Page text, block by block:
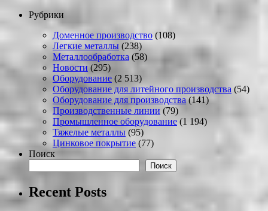
Рубрики
Доменное производство (108)
Легкие металлы (238)
Металлообработка (58)
Новости (295)
Оборудование (2 513)
Оборудование для литейного производства (54)
Оборудование для производства(141)
Производственные линии (79)
Промышленное оборудование (1 194)
Тяжелые металлы (95)
Цинковое покрытие (77)
Поиск
Поиск
Recent Posts